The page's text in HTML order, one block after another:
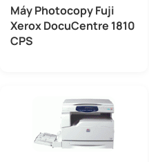
Máy Photocopy Fuji
Xerox DocuCentre 1810
CPS